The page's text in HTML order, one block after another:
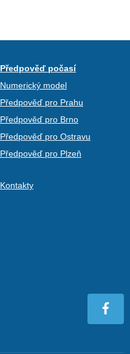
Předpověď počasí
Numerický model
Předpověď pro Prahu
Předpověď pro Brno
Předpověď pro Ostravu
Předpověď pro Plzeň
Kontakty